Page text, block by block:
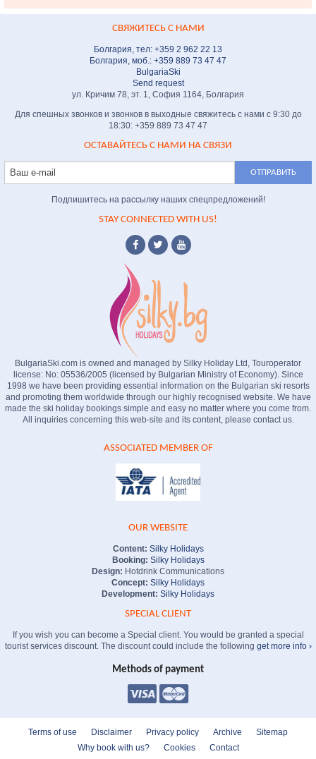
СВЯЖИТЕСЬ С НАМИ
Болгария, тел: +359 2 962 22 13
Болгария, моб.: +359 889 73 47 47
BulgariaSki
Send request
ул. Кричим 78, эт. 1, София 1164, Болгария
Для спешных звонков и звонков в выходные свяжитесь с нами с 9:30 до
18:30: +359 889 73 47 47
ОСТАВАЙТЕСЬ С НАМИ НА СВЯЗИ
Подпишитесь на рассылку наших спецпредложений!
STAY CONNECTED WITH US!
BulgariaSki.com is owned and managed by Silky Holiday Ltd, Touroperator
license: No: 05536/2005 (licensed by Bulgarian Ministry of Economy). Since
1998 we have been providing essential information on the Bulgarian ski resorts
and promoting them worldwide through our highly recognised website. We have
made the ski holiday bookings simple and easy no matter where you come from.
All inquiries concerning this web-site and its content, please contact us.
ASSOCIATED MEMBER OF
OUR WEBSITE
Content: Silky Holidays
Booking: Silky Holidays
Design: Hotdrink Communications
Concept: Silky Holidays
Development: Silky Holidays
SPECIAL CLIENT
If you wish you can become a Special client. You would be granted a special
tourist services discount. The discount could include the following get more info ›
Methods of payment
Terms of use Disclaimer Privacy policy Archive
Sitemap
Why book with us?
Cookies Contact